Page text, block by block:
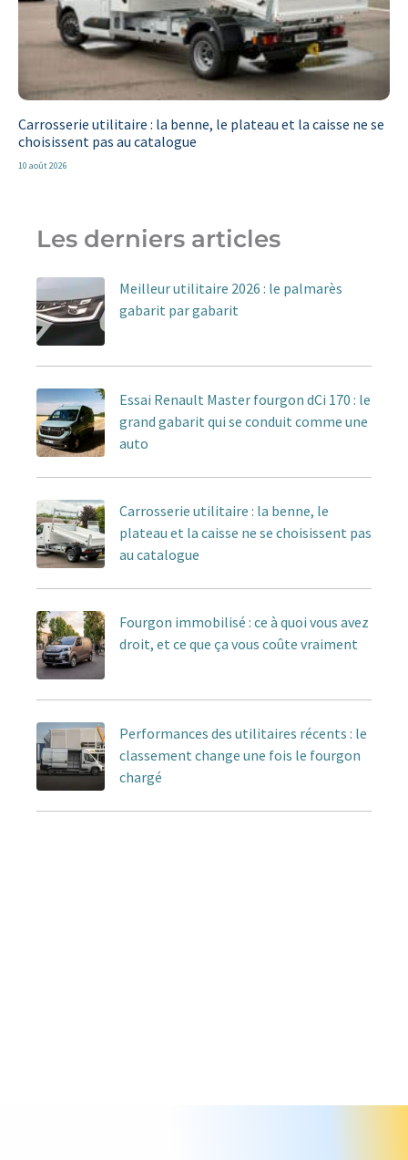
Carrosserie utilitaire : la benne, le plateau et la caisse ne se
choisissent pas au catalogue
10 août 2026
Les derniers articles
Meilleur utilitaire 2026 : le palmarès
gabarit par gabarit
Essai Renault Master fourgon dCi 170 : le
grand gabarit qui se conduit comme une
auto
Carrosserie utilitaire : la benne, le
plateau et la caisse ne se choisissent pas
au catalogue
Fourgon immobilisé : ce à quoi vous avez
droit, et ce que ça vous coûte vraiment
Performances des utilitaires récents : le
classement change une fois le fourgon
chargé